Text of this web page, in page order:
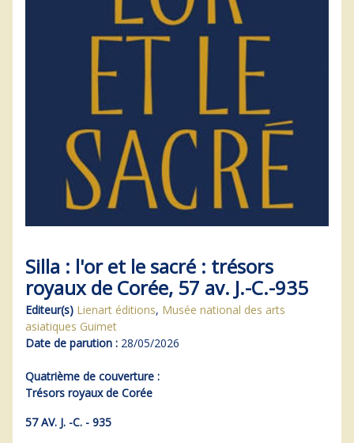
Silla : l'or et le sacré : trésors
royaux de Corée, 57 av. J.-C.-935
Editeur(s) Lienart éditions, Musée national des arts
asiatiques Guimet
Date de parution : 28/05/2026
Quatrième de couverture :
Trésors royaux de Corée
57 AV. J. -C. - 935